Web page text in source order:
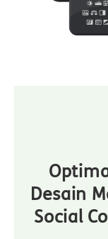
Desain
Social